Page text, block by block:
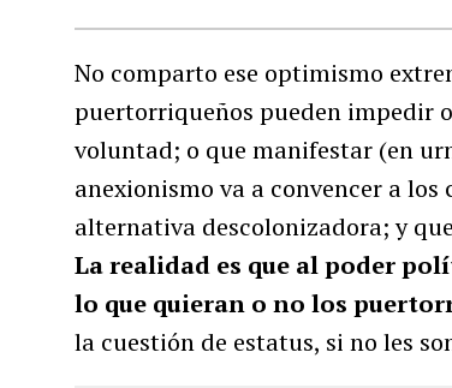
No comparto ese optimismo
puertorriqueños pueden impedir
voluntad; o que manifestar (en
anexionismo va a convencer a los
alternativa descolonizadora; y
La realidad es que al poder
lo que quieran o no los
la cuestión de estatus, si no les